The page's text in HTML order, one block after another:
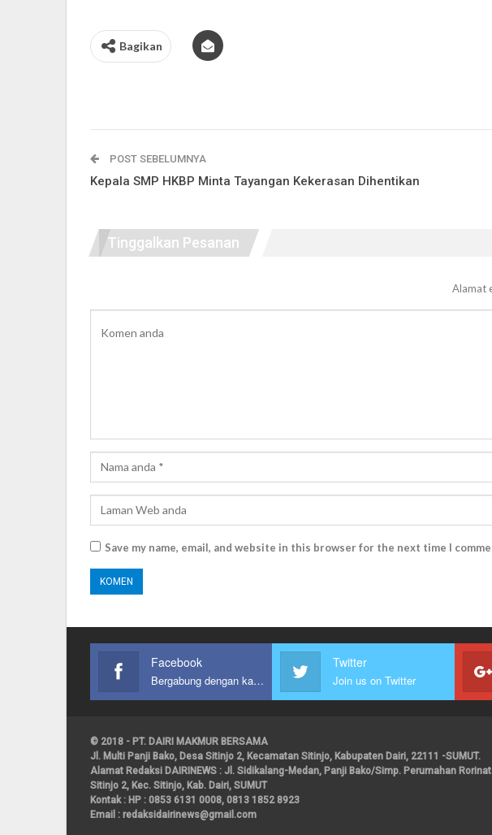
Bagikan
POST SEBELUMNYA
Kepala SMP HKBP Minta Tayangan Kekerasan Dihentikan
Tinggalkan Pesanan
Alamat
Save my name, email, and website in this browser for the next time I
Facebook
Bergabung dengan kami
Twitter
Join us on Twitter
© 2018 - PT. DAIRI MAKMUR BERSAMA
Jl. Multi Panji Bako, Desa Sitinjo 2, Kecamatan Sitinjo, Kabupaten Dairi, 22111 -SUMUT.
Alamat Redaksi DAIRINEWS : Jl. Sidikalang-Medan, Panji Bako/Simp. Perumahan
Sitinjo 2, Kec. Sitinjo, Kab. Dairi, SUMUT
Kontak : HP : 0853 6131 0008, 0813 1852 8923
Email : redaksidairinews@gmail.com